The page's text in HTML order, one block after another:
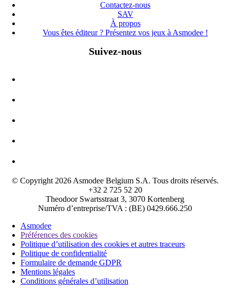
Contactez-nous
SAV
À propos
Vous êtes éditeur ? Présentez vos jeux à Asmodee !
Suivez-nous
© Copyright 2026 Asmodee Belgium S.A. Tous droits réservés.
+32 2 725 52 20
Theodoor Swartsstraat 3, 3070 Kortenberg
Numéro d’entreprise/TVA : (BE) 0429.666.250
Asmodee
Préférences des cookies
Politique d’utilisation des cookies et autres traceurs
Politique de confidentialité
Formulaire de demande GDPR
Mentions légales
Conditions générales d’utilisation